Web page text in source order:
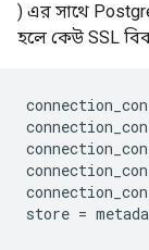
) এর সাথে
হলে কেউ SSL
store =